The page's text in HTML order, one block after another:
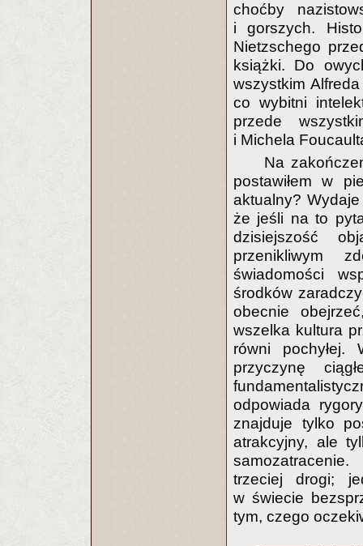
choćby
i gorszych.
Nietzschego
książki. Do
wszystkim
co wybitni
przede
i Michela
Na
postawiłem w
aktualny?
że jeśli na to
dzisiejszość
przenikliwym
świadomości
środków
obecnie
wszelka kultura
równi
przyczynę
odpowiada
znajduje tylko
atrakcyjny, ale
trzeciej drogi;
w świecie
tym, czego